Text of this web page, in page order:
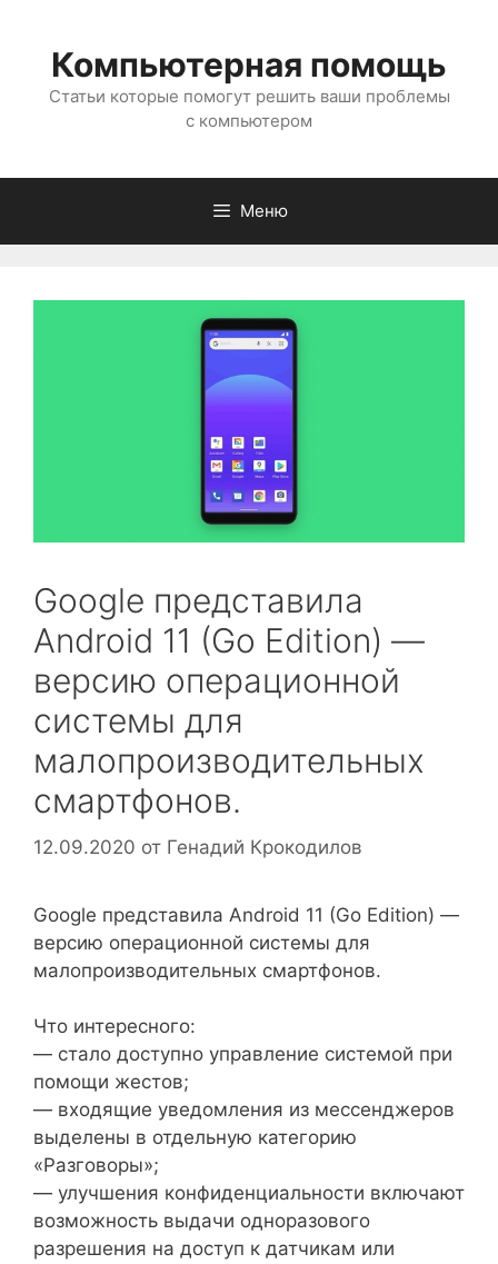
содержимому
Компьютерная помощь
Статьи которые помогут решить ваши проблемы
с компьютером
Меню
Google представила
Android 11 (Go Edition) —
версию операционной
системы для
малопроизводительных
смартфонов.
12.09.2020 от Генадий Крокодилов
Google представила Android 11 (Go Edition) —
версию операционной системы для
малопроизводительных смартфонов.
Что интересного:
— стало доступно управление системой при
помощи жестов;
— входящие уведомления из мессенджеров
выделены в отдельную категорию
«Разговоры»;
— улучшения конфиденциальности включают
возможность выдачи одноразового
разрешения на доступ к датчикам или